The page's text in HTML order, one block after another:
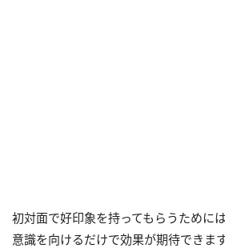
初対面で好印象を持ってもらうために
意識を向けるだけで効果が期待できます